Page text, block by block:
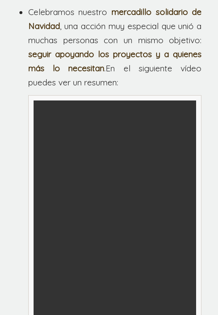
Celebramos nuestromercadillo solidario de
Navidad, una acción muy especial que unió a
muchas personas con un mismo objetivo:
seguir apoyando los proyectos y a quienes
más lo necesitan.En el siguiente vídeo
puedes ver un resumen: